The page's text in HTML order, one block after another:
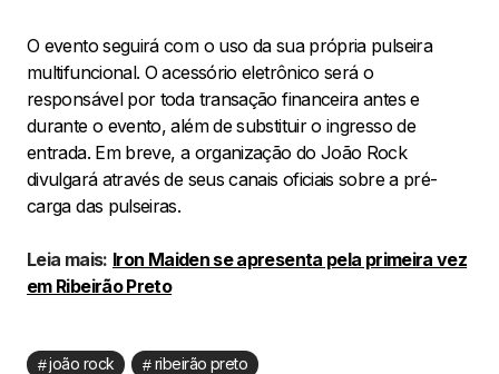
O evento seguirá com o uso da sua própria pulseira
multifuncional. O acessório eletrônico será o
responsável por toda transação financeira antes e
durante o evento, além de substituir o ingresso de
entrada. Em breve, a organização do João Rock
divulgará através de seus canais oficiais sobre a pré-
carga das pulseiras.
Leia mais: Iron Maiden se apresenta pela primeira vez
em Ribeirão Preto
joão rock ribeirão preto